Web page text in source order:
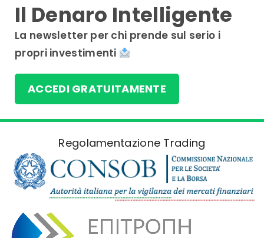
Il Denaro Intelligente
La newsletter per chi prende sul serio i
propri investimenti
ACCEDI GRATUITAMENTE
Regolamentazione Trading